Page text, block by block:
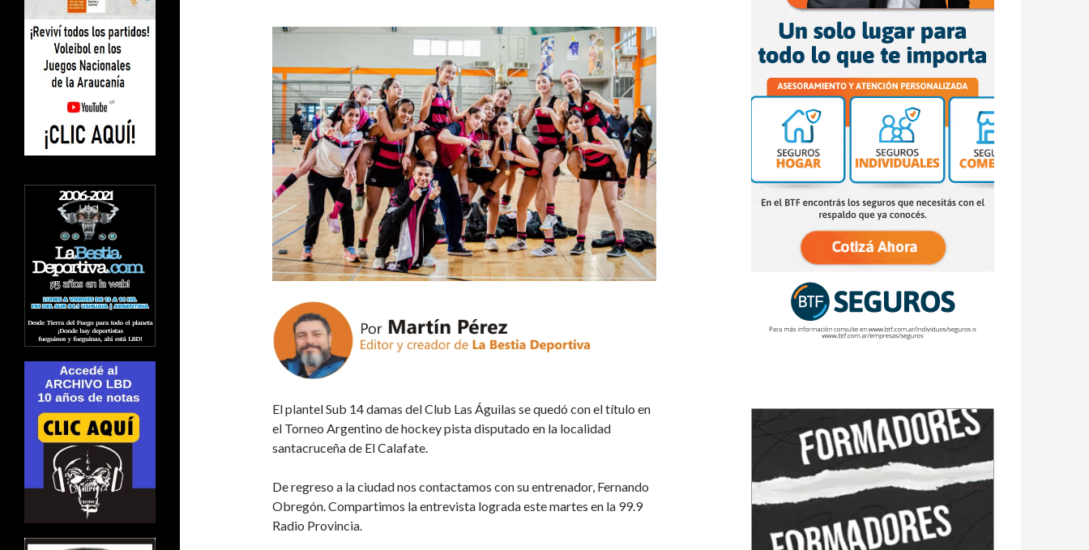
El plantel Sub 14 damas del Club Las Águilas se quedó con el título en
el Torneo Argentino de hockey pista disputado en la localidad
santacruceña de El Calafate.
De regreso a la ciudad nos contactamos con su entrenador, Fernando
Obregón. Compartimos la entrevista lograda este martes en la 99.9
Radio Provincia.